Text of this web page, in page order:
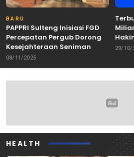
BARU
PAPPRI Sulteng Inisiasi FGD
Percepatan Pergub Dorong
Kesejahteraan Seniman
08/11/2025
29/10/
HEALTH